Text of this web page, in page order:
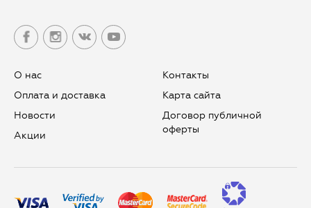
О нас
Оплата и доставка
Новости
Aкции
Контакты
Карта сайта
Договор публичной
оферты